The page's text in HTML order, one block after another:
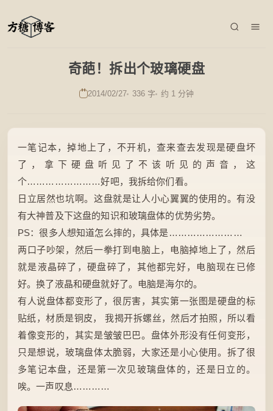
奇葩！拆出个玻璃硬盘
2014/02/27 336 字 约 1 分钟
一笔记本，掉地上了，不开机，查来查去发现是硬盘坏
了，拿下硬盘听见了不该听见的声音，这
个……………………好吧，我拆给你们看。
日立居然也坑啊。这盘就是让人小心翼翼的使用的。有没
有大神普及下这盘的知识和玻璃盘体的优势劣势。
PS：很多人想知道怎么摔的，具体是……………………
两口子吵架，然后一拳打到电脑上，电脑掉地上了，然后
就是液晶碎了，硬盘碎了，其他都完好，电脑现在已修
好。换了液晶和硬盘就好了。电脑是海尔的。
有人说盘体都变形了，很厉害，其实第一张图是硬盘的标
贴纸，材质是铜皮， 我揭开拆螺丝，然后才拍照，所以看
着像变形的，其实是皱皱巴巴。盘体外形没有任何变形，
只是想说，玻璃盘体太脆弱，大家还是小心使用。拆了很
多笔记本盘，还是第一次见玻璃盘体的，还是日立的。
唉。一声叹息…………